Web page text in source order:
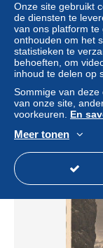
Statuut
Nieuw
Onze site gebruikt
de diensten te
van ons platform
onthouden om het
statistieken te
behoeften, om
inhoud te delen op
Sommige van deze
van onze site,
voorkeuren. En
Meer tonen